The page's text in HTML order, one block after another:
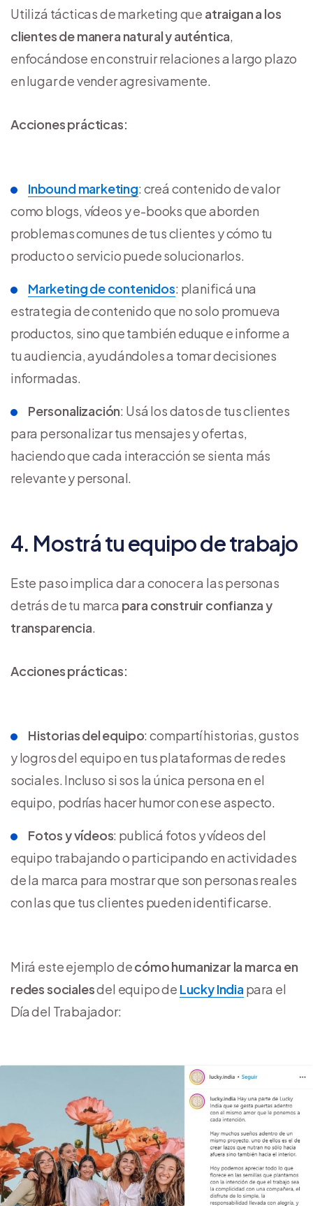
Utilizá tácticas de marketing que atraigan a los
clientes de manera natural y auténtica,
enfocándose en construir relaciones a largo plazo
en lugar de vender agresivamente.
Acciones prácticas:
Inbound marketing: creá contenido de valor
como blogs, vídeos y e-books que aborden
problemas comunes de tus clientes y cómo tu
producto o servicio puede solucionarlos.
Marketing de contenidos: planificá una
estrategia de contenido que no solo promueva
productos, sino que también eduque e informe a
tu audiencia, ayudándoles a tomar decisiones
informadas.
Personalización: Usá los datos de tus clientes
para personalizar tus mensajes y ofertas,
haciendo que cada interacción se sienta más
relevante y personal.
4. Mostrá tu equipo de trabajo
Este paso implica dar a conocer a las personas
detrás de tu marca para construir confianza y
transparencia.
Acciones prácticas:
Historias del equipo: compartí historias, gustos
y logros del equipo en tus plataformas de redes
sociales. Incluso si sos la única persona en el
equipo, podrías hacer humor con ese aspecto.
Fotos y vídeos: publicá fotos y vídeos del
equipo trabajando o participando en actividades
de la marca para mostrar que son personas reales
con las que tus clientes pueden identificarse.
Mirá este ejemplo decómo humanizar la marca en
redes socialesdel equipo de Lucky Indiapara el
Día del Trabajador: